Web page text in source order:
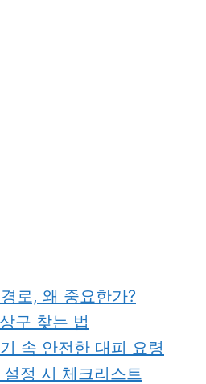
로, 왜 중요한가?
구 찾는 법
속 안전한 대피 요령
정 시 체크리스트